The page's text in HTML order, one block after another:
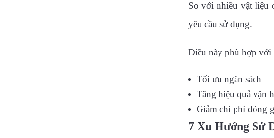
So với nhiều vật liệu
yêu cầu sử dụng.
Điều này phù hợp với
Tối ưu ngân sách
Tăng hiệu quả vận
Giảm chi phí đóng
7 Xu Hướng Sử